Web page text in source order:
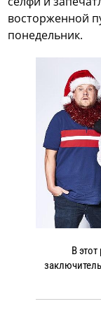
восторженной
понедельник.
В